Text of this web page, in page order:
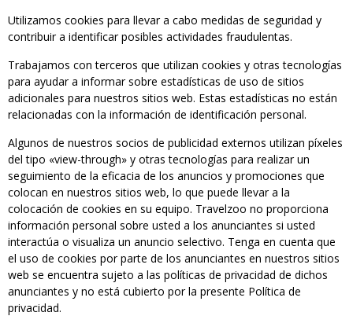
Utilizamos cookies para llevar a cabo medidas de seguridad y
contribuir a identificar posibles actividades fraudulentas.
Trabajamos con terceros que utilizan cookies y otras tecnologías
para ayudar a informar sobre estadísticas de uso de sitios
adicionales para nuestros sitios web. Estas estadísticas no están
relacionadas con la información de identificación personal.
Algunos de nuestros socios de publicidad externos utilizan píxeles
del tipo «view-through» y otras tecnologías para realizar un
seguimiento de la eficacia de los anuncios y promociones que
colocan en nuestros sitios web, lo que puede llevar a la
colocación de cookies en su equipo. Travelzoo no proporciona
información personal sobre usted a los anunciantes si usted
interactúa o visualiza un anuncio selectivo. Tenga en cuenta que
el uso de cookies por parte de los anunciantes en nuestros sitios
web se encuentra sujeto a las políticas de privacidad de dichos
anunciantes y no está cubierto por la presente Política de
privacidad.